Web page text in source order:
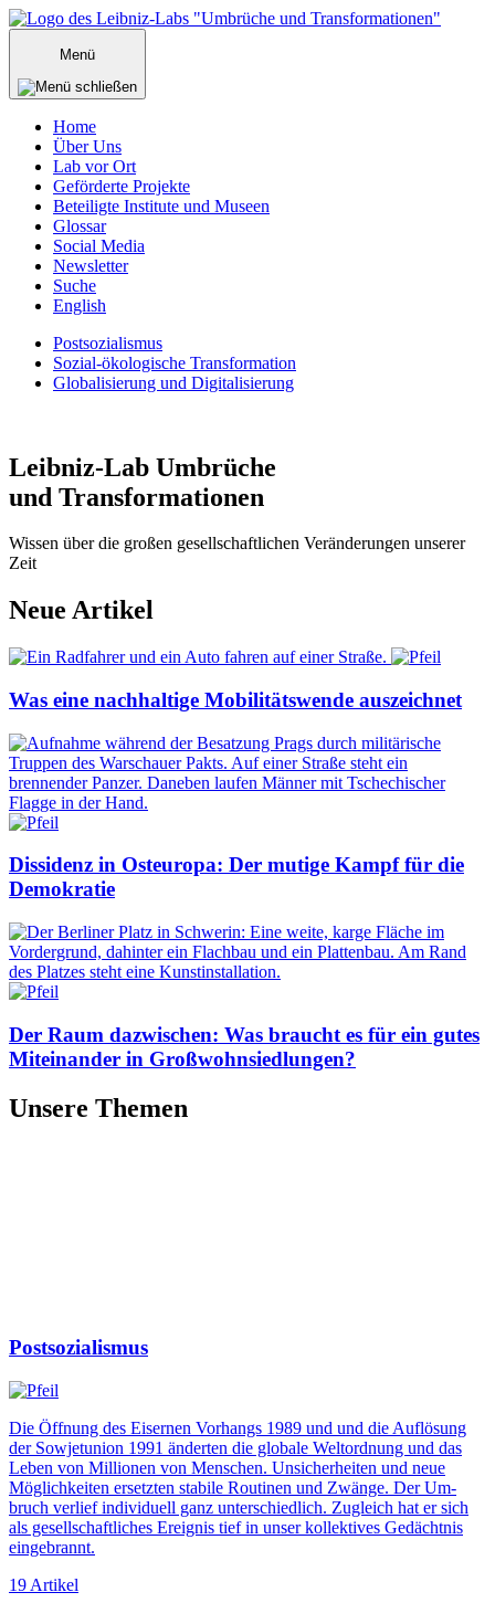
Zum
Inhalt
springenMenü
Home
Über Uns
Lab vor Ort
Geförderte Projekte
Beteiligte Institute und Museen
Glossar
Social Media
Newsletter
Suche
English
Postsozialismus
Sozial-ökologische Transformation
Globalisierung und Digitalisierung
Leibniz-Lab Umbrüche
und Transformationen
Wissen über die großen gesellschaftlichen Veränderungen unserer
Zeit
Neue Artikel
Was eine nachhaltige Mobilitätswende auszeichnet
Dissidenz in Osteuropa: Der mutige Kampf für die
Demokratie
Der Raum dazwischen: Was braucht es für ein gutes
Miteinander in Großwohnsiedlungen?
Unsere Themen
Postsozialismus
Die Öffnung des Eisernen Vorhangs 1989 und und die Auflösung
der Sowjetunion 1991 änderten die globale Weltordnung und das
Leben von Millionen von Menschen. Unsicherheiten und neue
Möglichkeiten ersetzten stabile Routinen und Zwänge. Der Um­
bruch verlief individuell ganz unterschiedlich. Zugleich hat er sich
als gesellschaftliches Ereignis tief in unser kollektives Gedächtnis
eingebrannt.
19 Artikel